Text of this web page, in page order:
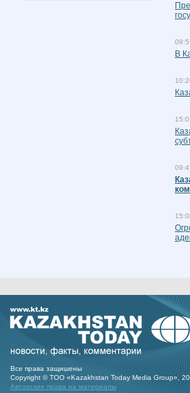
В
Все права защишены
Copyright © ТОО «Kazakhstan Today Media Group»,
Авторские права на материалы